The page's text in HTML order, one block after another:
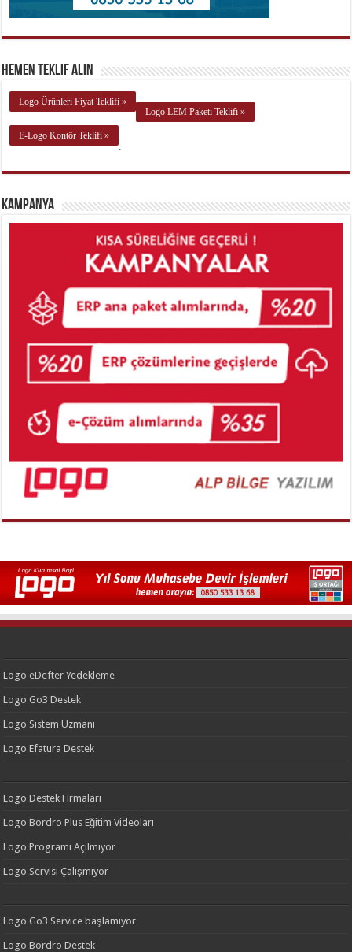
Hemen Teklif Alın
Logo Ürünleri Fiyat Teklifi »
Logo LEM Paketi Teklifi »
E-Logo Kontör Teklifi »
.
Kampanya
Logo eDefter Yedekleme
Logo Go3 Destek
Logo Sistem Uzmanı
Logo Efatura Destek
Logo Destek Firmaları
Logo Bordro Plus Eğitim Videoları
Logo Programı Açılmıyor
Logo Servisi Çalışmıyor
Logo Go3 Service başlamıyor
Logo Bordro Destek